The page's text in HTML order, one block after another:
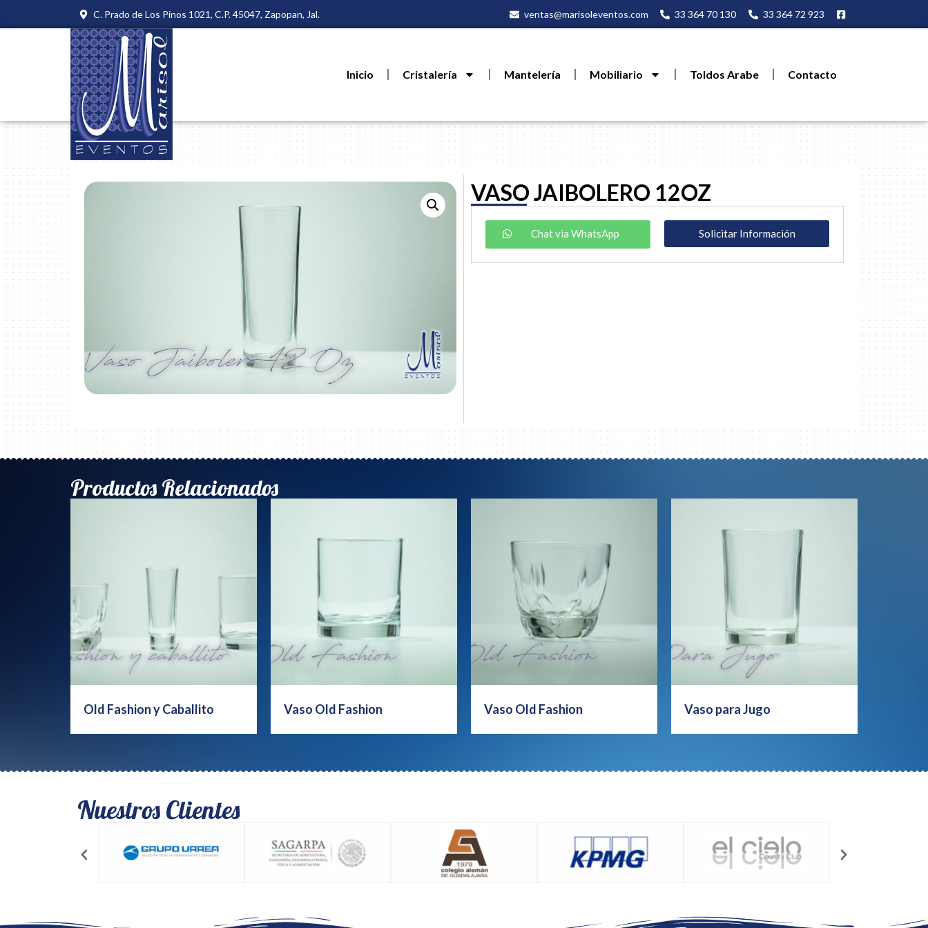
C. Prado de Los Pinos 1021, C.P. 45047, Zapopan, Jal. ventas@marisoleventos.com 33 364 70 130 33 364 72 923
Inicio Cristalería Mantelería Mobiliario Toldos Arabe Contacto
VASO JAIBOLERO 12OZ
Chat via WhatsApp Solicitar Información
Productos Relacionados
Old Fashion y Caballito Vaso Old Fashion Vaso Old Fashion Vaso para Jugo
Nuestros Clientes